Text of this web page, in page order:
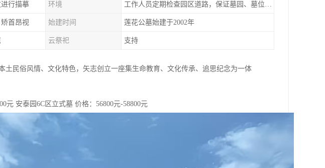
行描摹 环境 工作人员定期检查园区道路，保证墓园、墓位间的道路便捷、平整
首昂视 始建时间 莲花公墓始建于2002年
云祭祀 支持
土民俗风情、文化特色，矢志创立一座集生命教育、文化传承、追思纪念为一体
元 安泰园6C区立式墓 价格：56800元-58800元